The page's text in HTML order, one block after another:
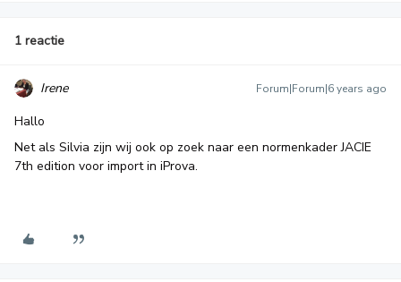
1 reactie
Irene Forum|Forum|6 years ago
Hallo
Net als Silvia zijn wij ook op zoek naar een normenkader JACIE
7th edition voor import in iProva.